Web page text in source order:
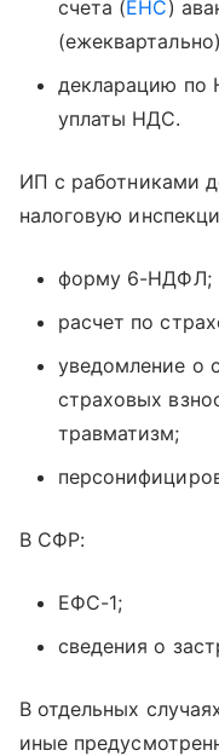
счета (ЕНС)
декларацию по
уплаты НДС.
ИП с работниками
налоговую
форму 6-НДФЛ;
расчет по
уведомление о
страховых
травматизм;
В СФР:
ЕФС-1;
сведения о
В отдельных
иные